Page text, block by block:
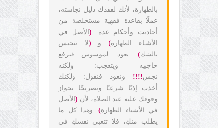
بالطهارة، لأنك لفقدك دليل نجاسته،
عملًا بقاعدة فقهية مستخلصة من
أحاديث وأحكام عدة: (الأصل في
الأشياء الطهارة) و (لا تنجيس
بالشك) . يعود الموسوس فيرفع
حاجبيه ويتعجب: ولكنه
نجس!!!! ونعود فنقول: ولكنك
أخذت إذنًا شرعيًا وتصريحًا بجواز
وقوفك عليه عند الصلاة، لأن ( الأصل
في الأشياء الطهارة). وهذا كل ما
يطلب منكِ، فلا تتعبي نفسكِ في